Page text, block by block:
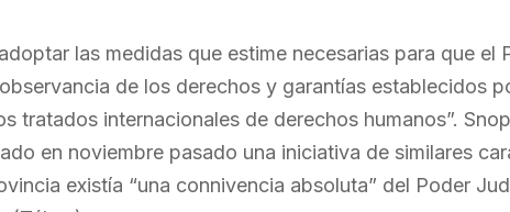
las medidas que estime necesarias para que el
de los derechos y garantías establecidos
tratados internacionales de derechos humanos”.
en noviembre pasado una iniciativa de similares
existía “una connivencia absoluta” del Poder